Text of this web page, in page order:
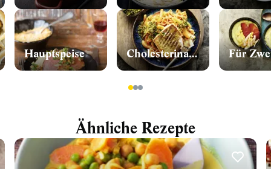
Hauptspeise Cholesterinarm Für
123
Ähnliche Rezepte